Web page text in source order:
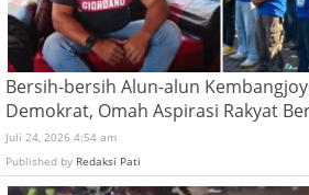
Bersih-bersih Alun-alun
Demokrat, Omah Aspirasi Rakyat
Juli 24, 2026 4:54 am
Published by Redaksi Pati